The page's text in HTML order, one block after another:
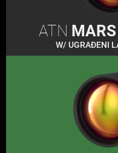
ATN
W/ UGRAĐENI